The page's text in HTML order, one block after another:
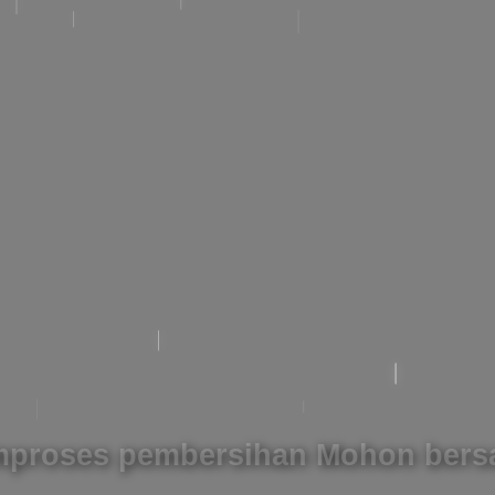
pembersihan Mohon